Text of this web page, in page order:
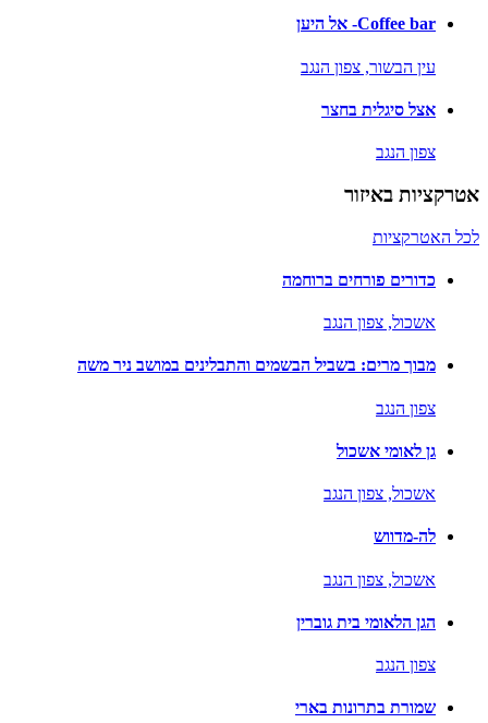
Coffee bar- אל היען
עין הבשור, צפון הנגב
אצל סיגלית בחצר
צפון הנגב
אטרקציות באיזור
לכל האטרקציות
כדורים פורחים ברוחמה
אשכול, צפון הנגב
מבוך מרים: בשביל הבשמים והתבלינים במושב ניר משה
צפון הנגב
גן לאומי אשכול
אשכול, צפון הנגב
לה-מדווש
אשכול, צפון הנגב
הגן הלאומי בית גוברין
צפון הנגב
שמורת בתרונות בארי